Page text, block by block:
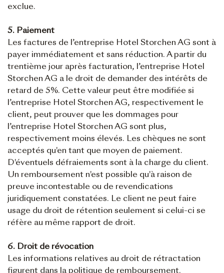
exclue.
5. Paiement
Les factures de l’entreprise Hotel Storchen AG sont à
payer immédiatement et sans réduction. A partir du
trentième jour après facturation, l’entreprise Hotel
Storchen AG a le droit de demander des intérêts de
retard de 5%. Cette valeur peut être modifiée si
l’entreprise Hotel Storchen AG, respectivement le
client, peut prouver que les dommages pour
l’entreprise Hotel Storchen AG sont plus,
respectivement moins élevés. Les chèques ne sont
acceptés qu'en tant que moyen de paiement.
D'éventuels défraiements sont à la charge du client.
Un remboursement n'est possible qu'à raison de
preuve incontestable ou de revendications
juridiquement constatées. Le client ne peut faire
usage du droit de rétention seulement si celui-ci se
réfère au même rapport de droit.
6. Droit de révocation
Les informations relatives au droit de rétractation
figurent dans la politique de remboursement.